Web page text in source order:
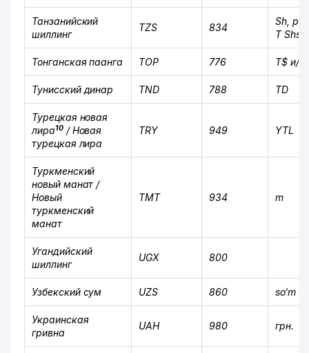
Танзанийский
шиллинг
TZS 834
Sh,
T Shs.
Тонганская паанга TOP 776 T$ и/
Тунисский динар TND 788 TD
Турецкая новая
лира10/ Новая
турецкая лира
TRY 949 YTL
Туркменский
новый манат /
Новый
туркменский
манат
TMT 934 m
Угандийский
шиллинг
UGX 800
Узбекский сум UZS 860 so‘m
Украинская
гривна
UAH 980 грн.